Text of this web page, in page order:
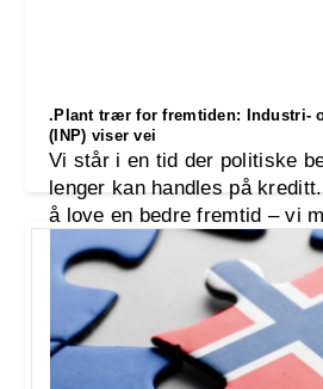
.Plant trær for fremtiden: Industri-
(INP) viser vei
Vi står i en tid der politiske
lenger kan handles på
å love en bedre fremtid – vi
for den. Industri- og
ansvar for dagens
som ikke bare løser
også planter frø for neste